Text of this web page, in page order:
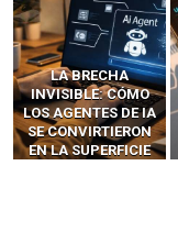
LA BRECHA
INVISIBLE: CÓMO
LOS AGENTES DE IA
SE CONVIRTIERON
EN LA SUPERFICIE